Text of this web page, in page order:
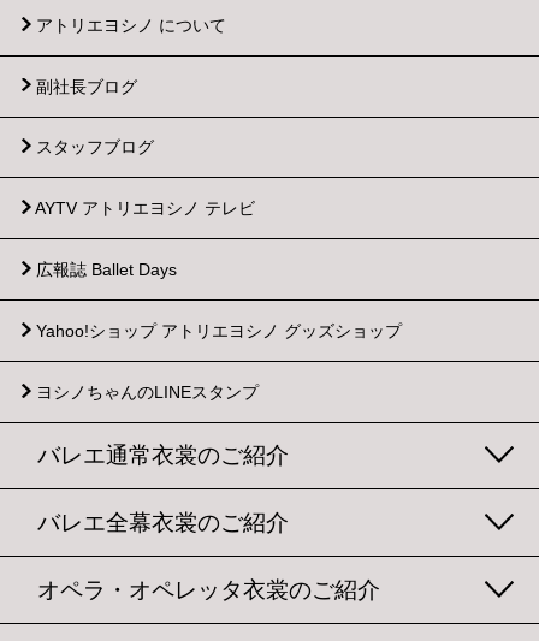
アトリエヨシノ について
副社長ブログ
スタッフブログ
AYTV アトリエヨシノ テレビ
広報誌 Ballet Days
Yahoo!ショップ アトリエヨシノ グッズショップ
ヨシノちゃんのLINEスタンプ
バレエ通常衣裳のご紹介
バレエ全幕衣裳のご紹介
オペラ・オペレッタ衣裳のご紹介